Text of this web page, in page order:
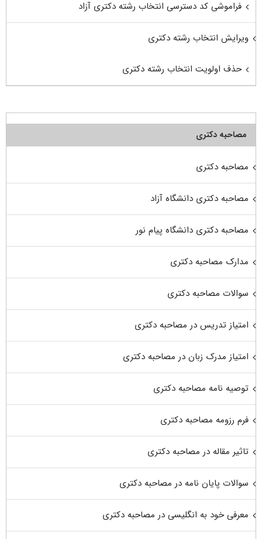
فراموشی کد دسترسی انتخاب رشته دکتری آزاد
ویرایش انتخاب رشته دکتری
حذف اولویت انتخاب رشته دکتری
مصاحبه دکتری
مصاحبه دکتری
مصاحبه دکتری دانشگاه آزاد
مصاحبه دکتری دانشگاه پیام نور
مدارک مصاحبه دکتری
سوالات مصاحبه دکتری
امتیاز تدریس در مصاحبه دکتری
امتیاز مدرک زبان در مصاحبه دکتری
توصیه نامه مصاحبه دکتری
فرم رزومه مصاحبه دکتری
تاثیر مقاله در مصاحبه دکتری
سوالات پایان نامه در مصاحبه دکتری
معرفی خود به انگلیسی در مصاحبه دکتری